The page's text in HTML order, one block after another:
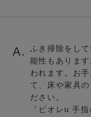
A.
ふき掃除をし
能性もありま
われます。お
て、床や家具
ださい。
「ビオレu 手